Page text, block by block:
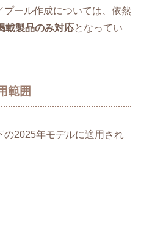
ール作成については、依然
載製品のみ対応となってい
範囲
2025年モデルに適用され